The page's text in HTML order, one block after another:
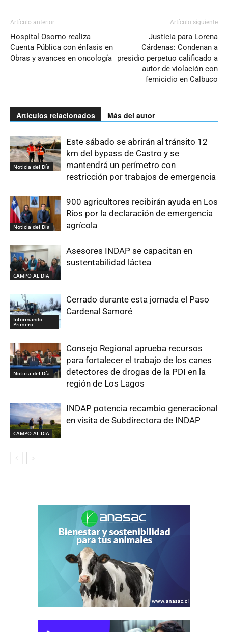
Artículo anterior
Hospital Osorno realiza
Cuenta Pública con énfasis en
Obras y avances en oncología
Artículo siguiente
Justicia para Lorena
Cárdenas: Condenan a
presidio perpetuo calificado a
autor de violación con
femicidio en Calbuco
Artículos relacionados Más del autor
Noticia del Día
Este sábado se abrirán al tránsito 12
km del bypass de Castro y se
mantendrá un perímetro con
restricción por trabajos de emergencia
Noticia del Día
900 agricultores recibirán ayuda en Los
Ríos por la declaración de emergencia
agrícola
CAMPO AL DIA
Asesores INDAP se capacitan en
sustentabilidad láctea
Informando
Primero
Cerrado durante esta jornada el Paso
Cardenal Samoré
Noticia del Día
Consejo Regional aprueba recursos
para fortalecer el trabajo de los canes
detectores de drogas de la PDI en la
región de Los Lagos
CAMPO AL DIA
INDAP potencia recambio generacional
en visita de Subdirectora de INDAP